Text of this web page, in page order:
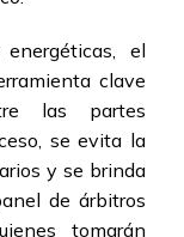
el
clave
las partes
se evita la
y se brinda
de árbitros
tomarán